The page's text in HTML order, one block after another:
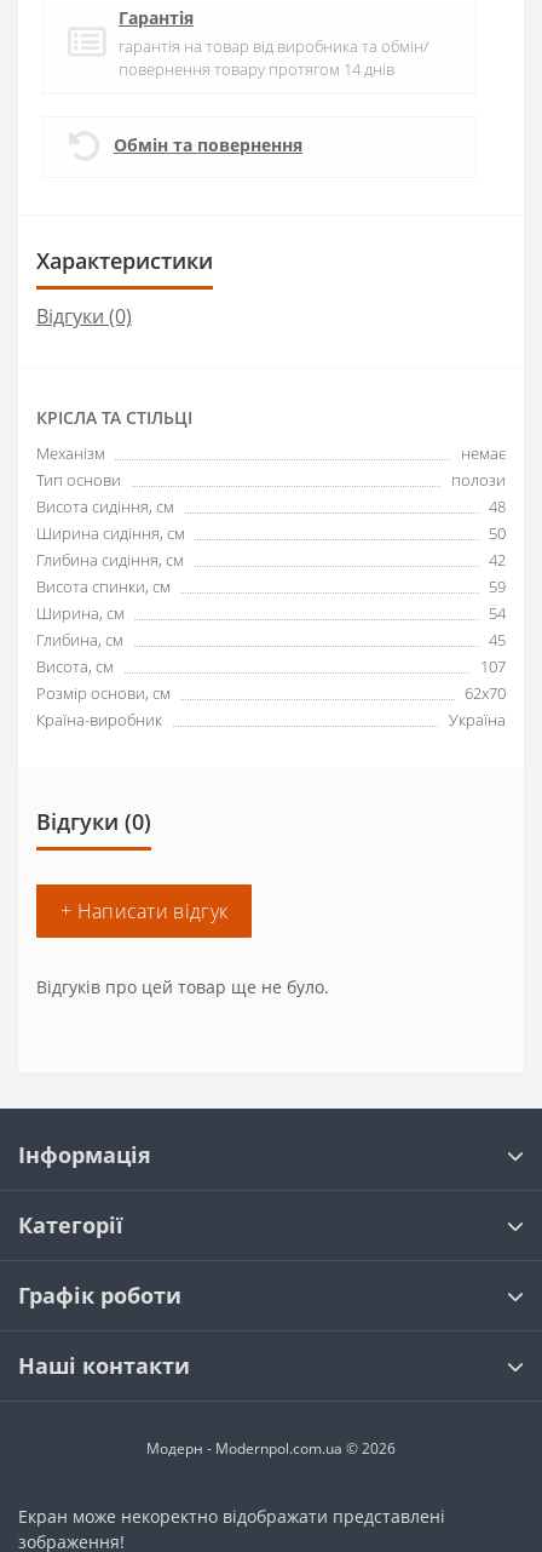
Гарантія
гарантія на товар від виробника та обмін/
повернення товару протягом 14 днів
Обмін та повернення
Характеристики
Відгуки (0)
КРІСЛА ТА СТІЛЬЦІ
Механізм
немає
Тип основи
полози
Висота сидіння, см
48
Ширина сидіння, см
50
Глибина сидіння, см
42
Висота спинки, см
59
Ширина, см
54
Глибина, см
45
Висота, см
107
Розмір основи, см
62х70
Країна-виробник
Україна
Відгуки (0)
+ Написати відгук
Відгуків про цей товар ще не було.
Інформація
Категорії
Графік роботи
Наші контакти
Модерн - Modernpol.com.ua © 2026
Екран може некоректно відображати представлені
зображення!